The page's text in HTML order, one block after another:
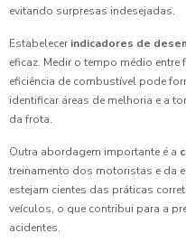
evitando surpresas indesejadas.
Estabelecer indicadores de
eficaz. Medir o tempo médio
eficiência de combustível pode
identificar áreas de melhoria e a
da frota.
Outra abordagem importante é a
treinamento dos motoristas e da
estejam cientes das práticas
veículos, o que contribui para a
acidentes.